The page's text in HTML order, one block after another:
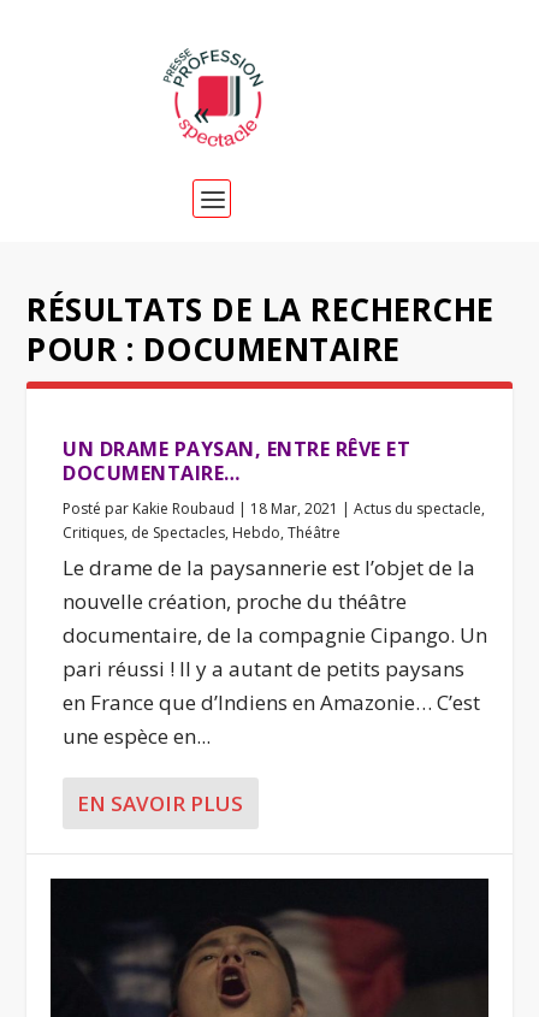
RÉSULTATS DE LA RECHERCHE
POUR : DOCUMENTAIRE
UN DRAME PAYSAN, ENTRE RÊVE ET
DOCUMENTAIRE…
Posté par Kakie Roubaud | 18 Mar, 2021 |Actus du spectacle,
Critiques, de Spectacles, Hebdo,Théâtre
Le drame de la paysannerie est l’objet de la
nouvelle création, proche du théâtre
documentaire, de la compagnie Cipango. Un
pari réussi ! Il y a autant de petits paysans
en France que d’Indiens en Amazonie… C’est
une espèce en...
EN SAVOIR PLUS